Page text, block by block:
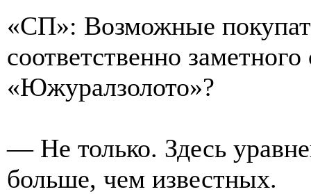
«СП»: Возможные
соответственно
«Южуралзолото»?
— Не только. Здесь
больше, чем известных.